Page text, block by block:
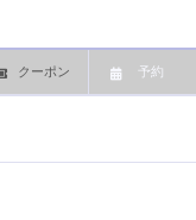
クーポン 予約